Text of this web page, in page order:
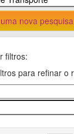
nova pesquisa
filtros:
para refinar o